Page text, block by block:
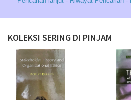
KOLEKSI SERING DI PINJAM